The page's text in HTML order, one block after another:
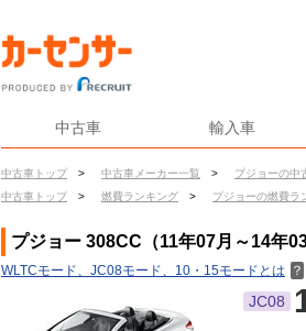
中古車 輸入車
中古車トップ > 中古車メーカー一覧 > プジョーの中
中古車トップ
> 燃費ランキング > プジョーの燃費ラ
プジョー 308CC（11年07月～14年
WLTCモード、JC08モード、10・15モードとは ？
JC08